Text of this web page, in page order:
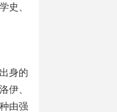
史、
身的
伊、
由强